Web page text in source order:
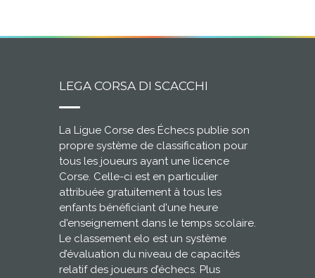
LEGA CORSA DI SCACCHI
La Ligue Corse des Échecs publie son
propre système de classification pour
tous les joueurs ayant une licence
Corse. Celle-ci est en particulier
attribuée gratuitement à tous les
enfants bénéficiant d'une heure
d'enseignement dans le temps scolaire.
Le classement elo est un système
d’évaluation du niveau de capacités
relatif des joueurs d’échecs. Plus